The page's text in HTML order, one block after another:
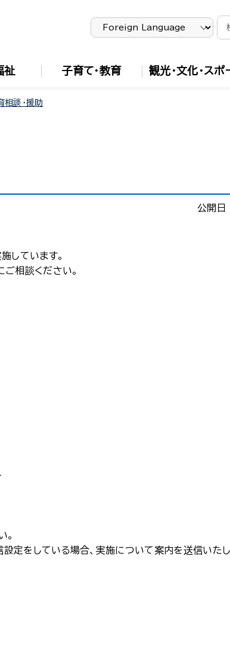
祉 子育て・教育 観光・文化・スポ
相談・援助
公開
しています。
相談ください。
。
定をしている場合、実施について案内を送信いたし